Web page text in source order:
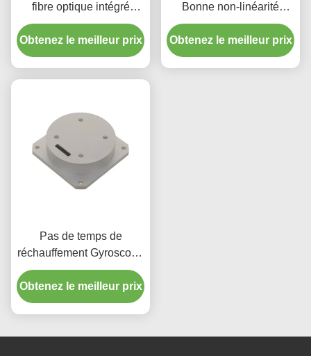
fibre optique intégré
photonique en silicium de
remplacement Fizoptika
Vg910
Obtenez le meilleur prix
Bonne non-linéarité
Stabilité zéro biais
Obtenez le meilleur prix
Pas de temps de
réchauffement Gyroscope
à fibre optique avec large
plage dynamique 200g
Mode de sortie RS-422
Obtenez le meilleur prix